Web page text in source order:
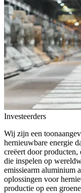
Investeerders
Wij zijn een
hernieuwbare energie
creëert door
die inspelen op
emissiearm aluminium
oplossingen voor
productie op een